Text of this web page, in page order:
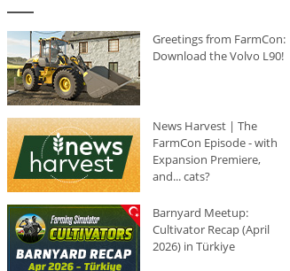
Greetings from FarmCon:
Download the Volvo L90!
News Harvest | The
FarmCon Episode - with
Expansion Premiere,
and... cats?
Barnyard Meetup:
Cultivator Recap (April
2026) in Türkiye